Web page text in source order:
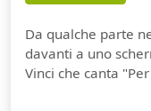
Da qualche parte
davanti a uno
Vinci che canta